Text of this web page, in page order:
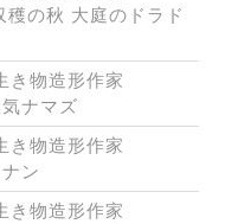
の秋 大庭のドラド
き物造形作家
ナマズ
き物造形作家
ン
き物造形作家